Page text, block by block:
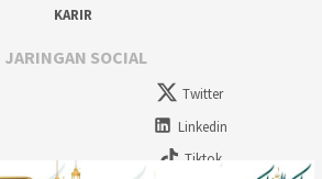
KARIR
JARINGAN SOCIAL
Twitter
Linkedin
Tiktok